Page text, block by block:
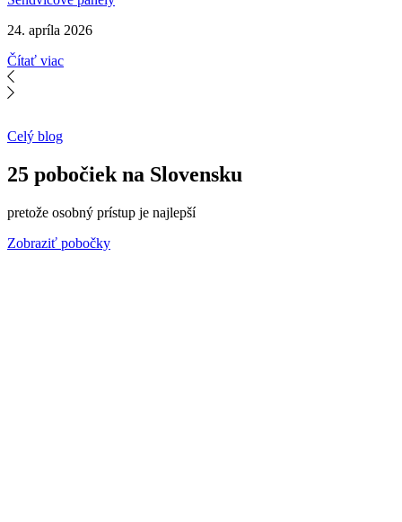
24. apríla 2026
Čítať viac
Celý blog
25 pobočiek na Slovensku
pretože osobný prístup je najlepší
Zobraziť pobočky